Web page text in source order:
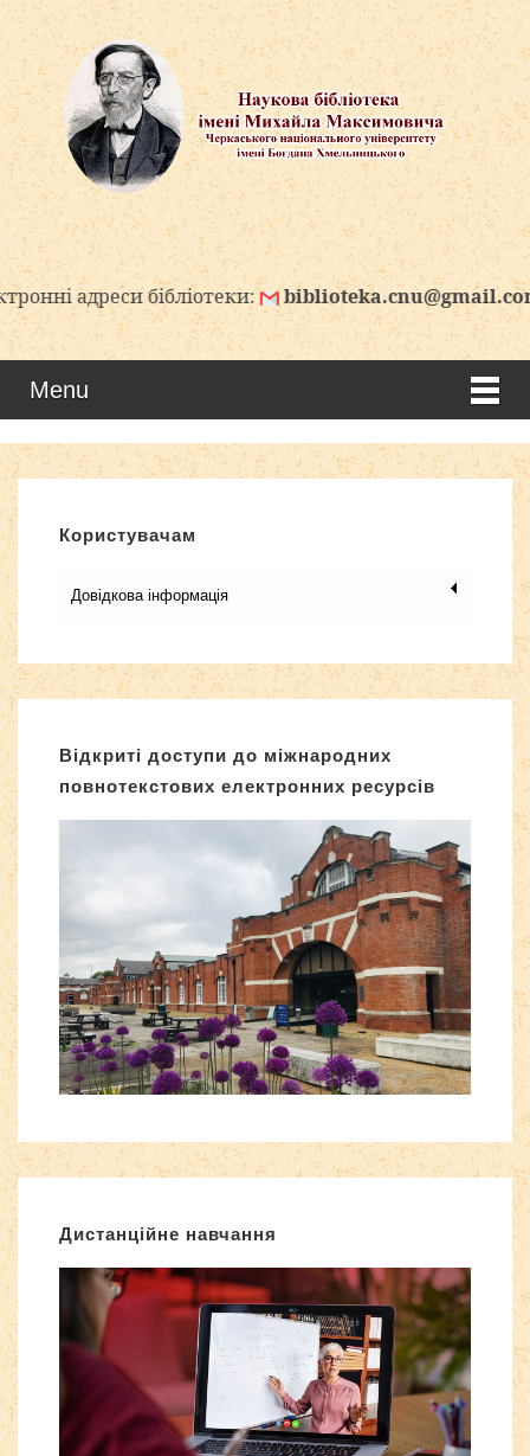
бібліотеки: biblioteka.cnu@gmail.com
Menu
Користувачам
Довідкова інформація
Відкриті доступи до міжнародних
повнотекстових електронних ресурсів
Дистанційне навчання